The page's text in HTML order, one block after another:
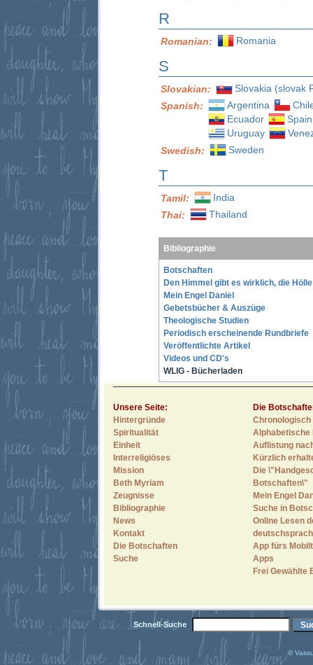
R
Romanian: Romania
S
Slovakian:
Slovakia (slovak
Spanish:
Argentina
Ecuador
Spain
Uruguay
Swedish:
Sweden
T
Tamil:
India
Thai:
Thailand
Bibliographie
Botschaften
Den Himmel gibt es wirklich, die
Mein Engel Daniel
Gebetsbücher & Auszüge
Theologische Studien
Periodisch erscheinende Rundbriefe
Veröffentlichte Artikel
Videos und CD's
WLIG - Bücherladen
Unsere Seite:
Hintergründe
Spiritualität
Einheit
Interreligiöses
Mission
Beth Myriam
Zeugnisse
Bibliographie
News
Kontakt
Die Botschaften
Suche
Die
Alphabetische
Auflistung
Kürzlich
Die
Botschaften\"
Mein Engel
Suche in
Online Lesen
App fürs
Apps
Frei Gewählte
Schnell-Suche
©